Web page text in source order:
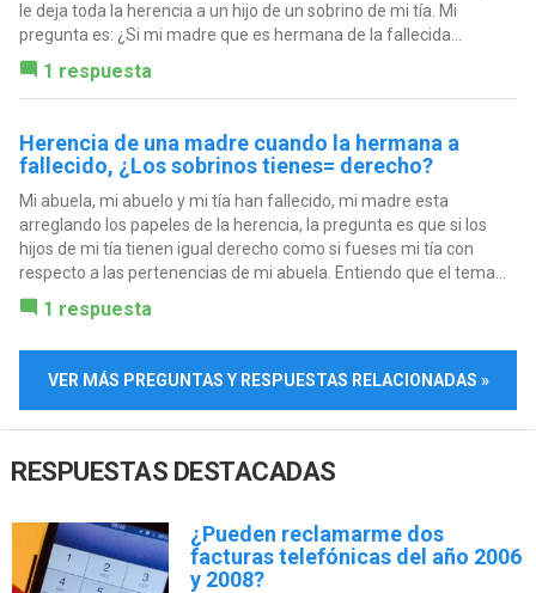
le deja toda la herencia a un hijo de un sobrino de mi tía. Mi
pregunta es: ¿Si mi madre que es hermana de la fallecida...
1 respuesta
Herencia de una madre cuando la hermana a
fallecido, ¿Los sobrinos tienes= derecho?
Mi abuela, mi abuelo y mi tía han fallecido, mi madre esta
arreglando los papeles de la herencia, la pregunta es que si los
hijos de mi tía tienen igual derecho como si fueses mi tía con
respecto a las pertenencias de mi abuela. Entiendo que el tema...
1 respuesta
VER MÁS PREGUNTAS Y RESPUESTAS RELACIONADAS »
RESPUESTAS DESTACADAS
¿Pueden reclamarme dos
facturas telefónicas del año 2006
y 2008?